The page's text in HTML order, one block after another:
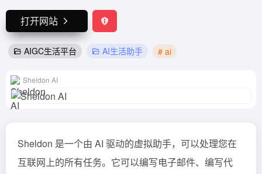
打开网站
AIGC生活平台 AI生活助手 # ai
Sheldon AI
Sheldon 是一个由 AI 驱动的虚拟助手，可以处理您在
互联网上的所有任务。它可以编写电子邮件、编写代